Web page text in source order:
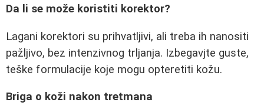
Da li se može koristiti korektor?
Lagani korektori su prihvatljivi, ali treba ih nanositi
pažljivo, bez intenzivnog trljanja. Izbegavjte guste,
teške formulacije koje mogu opteretiti kožu.
Briga o koži nakon tretmana